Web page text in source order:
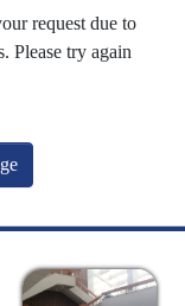
request due to
Please try again